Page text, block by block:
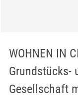
WOHNEN IN
Grundstücks-
Gesellschaft